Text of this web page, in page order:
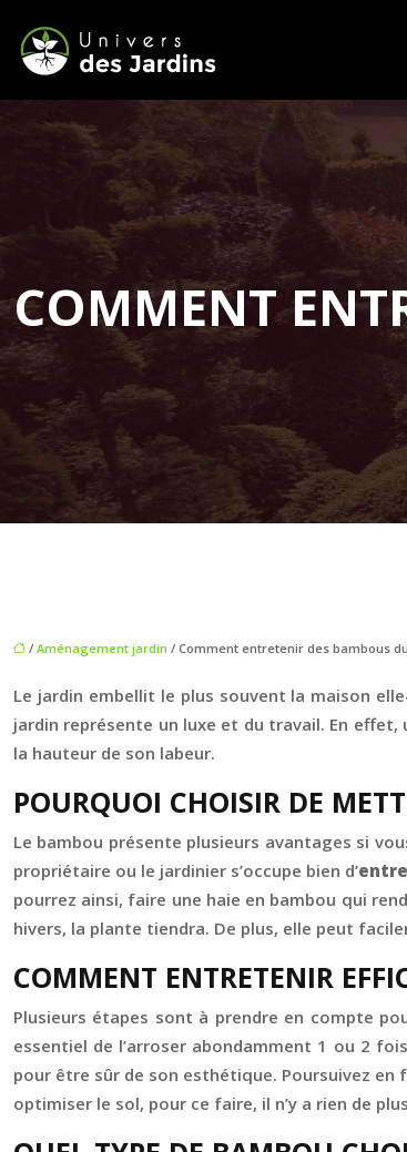
COMMENT
/ Aménagement jardin / Comment entretenir des bambous
Le jardin embellit le plus souvent la maison
jardin représente un luxe et du travail. En effet,
la hauteur de son labeur.
POURQUOI CHOISIR DE
Le bambou présente plusieurs avantages si
propriétaire ou le jardinier s’occupe bien d’
pourrez ainsi, faire une haie en bambou qui
hivers, la plante tiendra. De plus, elle peut
COMMENT ENTRETENIR
Plusieurs étapes sont à prendre en compte
essentiel de l’arroser abondamment 1 ou 2
pour être sûr de son esthétique. Poursuivez
optimiser le sol, pour ce faire, il n’y a rien de